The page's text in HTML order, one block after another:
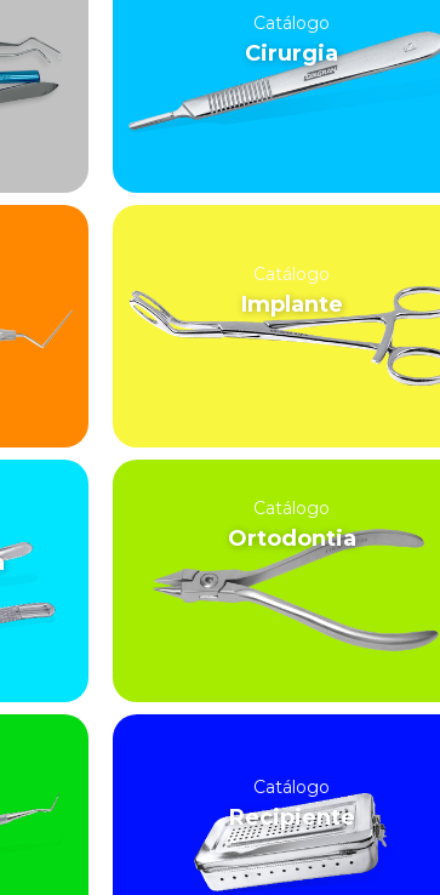
Catálogo
Cirurgia
Catálogo
Implante
Catálogo
Ortodontia
Catálogo
Recipiente